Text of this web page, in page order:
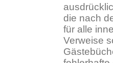
die nach
für alle
Verweise